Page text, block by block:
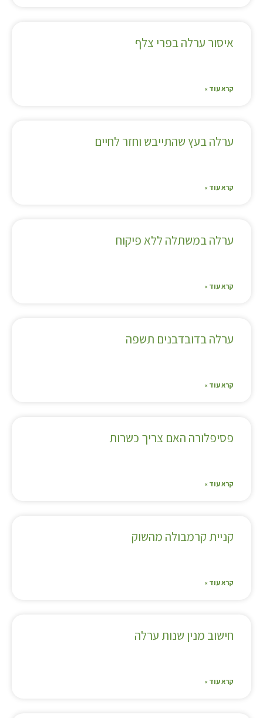
איסור ערלה בפרי צלף
קרא עוד »
ערלה בעץ שהתייבש וחזר לחיים
קרא עוד »
ערלה במשתלה ללא פיקוח
קרא עוד »
ערלה בדובדבנים תשפה
קרא עוד »
פסיפלורה האם צריך כשרות
קרא עוד »
קניית קרמבולה מהשוק
קרא עוד »
חישוב מנין שנות ערלה
קרא עוד »